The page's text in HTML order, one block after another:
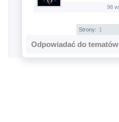
98
Strony: 1
Odpowiadać do